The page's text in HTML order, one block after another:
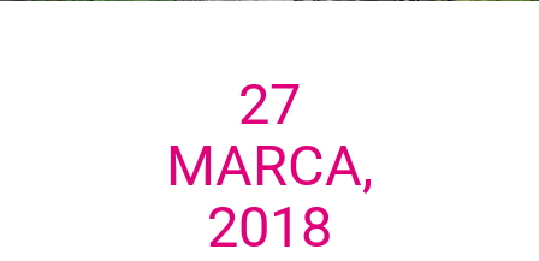
27
MARCA,
2018